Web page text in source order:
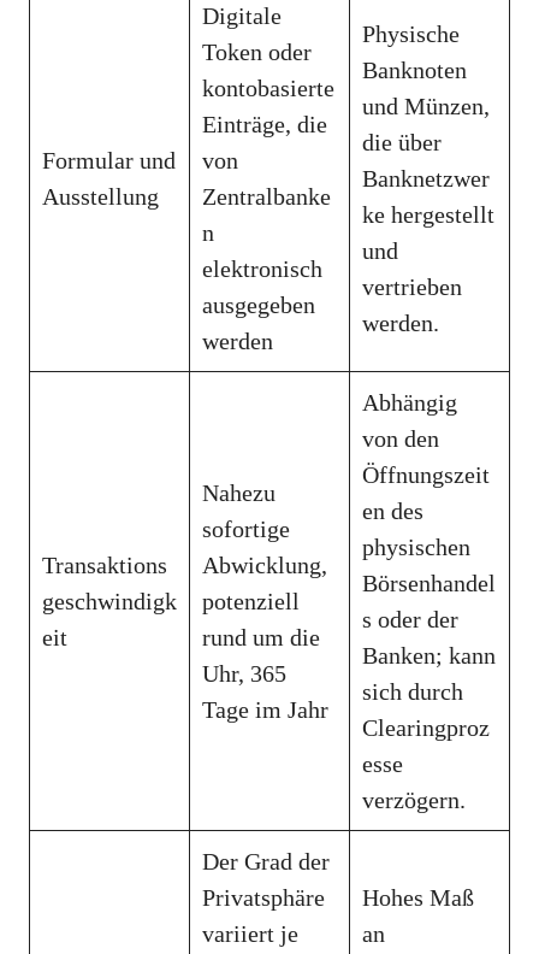
Formular und
Ausstellung
Digitale
Token oder
kontobasierte
Einträge, die
von
Zentralbanke
n
elektronisch
ausgegeben
werden
Physische
Banknoten
und Münzen,
die über
Banknetzwer
ke hergestellt
und
vertrieben
werden.
Transaktions
geschwindigk
eit
Nahezu
sofortige
Abwicklung,
potenziell
rund um die
Uhr, 365
Tage im Jahr
Abhängig
von den
Öffnungszeit
en des
physischen
Börsenhandel
s oder der
Banken; kann
sich durch
Clearingproz
esse
verzögern.
Der Grad der
Privatsphäre
variiert je
Hohes Maß
an